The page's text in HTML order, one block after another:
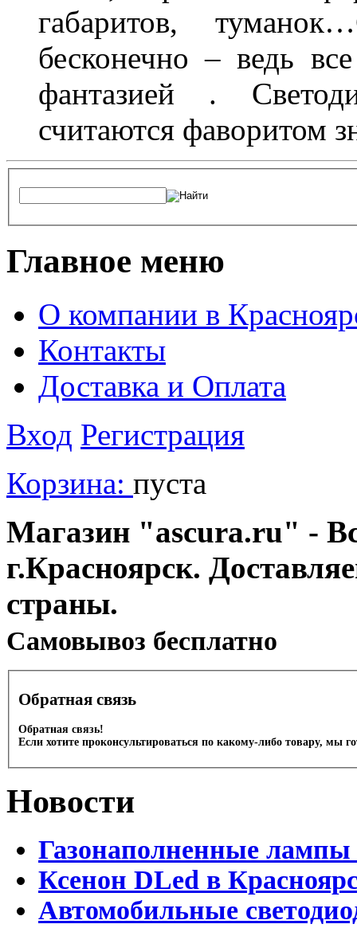
габаритов,
бесконечно – ведь
фантазией .
считаются фаворитом
Главное меню
О компании в
Контакты
Доставка и Оплата
Вход Регистрация
Корзина: пуста
Магазин "ascura.ru" -
г.Красноярск.
страны.
Cамовывоз бесплатно
Обратная связь
Обратная связь!
Если хотите проконсультироваться по какому-либо товару, мы
Новости
Газонаполненные лампы
Ксенон DLed в
Автомобильные